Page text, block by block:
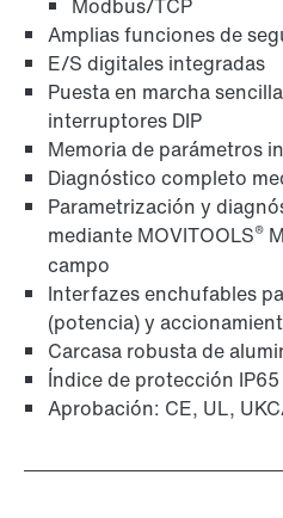
Modbus/TCP
Amplias funciones de
E/S digitales integradas
Puesta en marcha
interruptores DIP
Memoria de parámetros
Diagnóstico completo
Parametrización y
mediante MOVITOOLS®
campo
Interfazes enchufables
(potencia) y
Carcasa robusta de
Índice de protección
Aprobación: CE, UL,